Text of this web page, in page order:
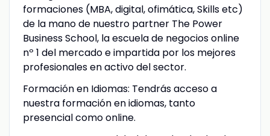
formaciones (MBA, digital, ofimática, Skills etc)
de la mano de nuestro partner The Power
Business School, la escuela de negocios online
nº 1 del mercado e impartida por los mejores
profesionales en activo del sector.
Formación en Idiomas: Tendrás acceso a
nuestra formación en idiomas, tanto
presencial como online.